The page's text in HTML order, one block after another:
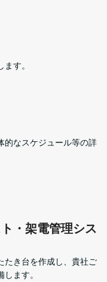
す。
的なスケジュール等の詳
・架電管理シス
たき台を作成し、貴社ご
ます。